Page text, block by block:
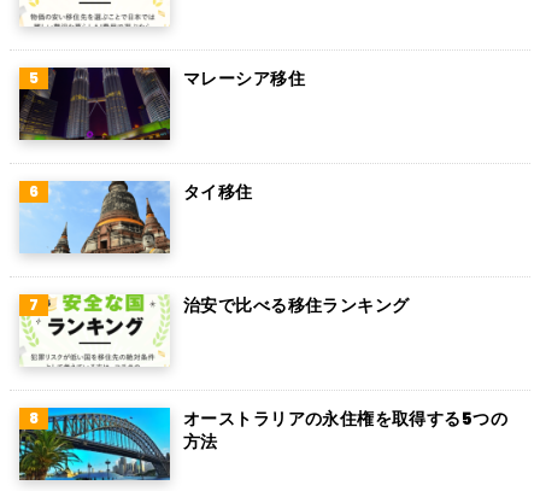
カンボジア
オーストリア
ロシア
ミャンマー
アイルランド
トルコ
フィンランド
チェコ
チリ
デンマーク
マレーシア移住
タイ移住
治安で比べる移住ランキング
オーストラリアの永住権を取得する5つの
方法